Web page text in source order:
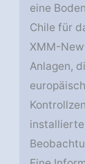
eine
Chile für
XMM-
Anlagen,